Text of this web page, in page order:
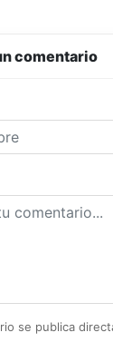
comentario
se publica